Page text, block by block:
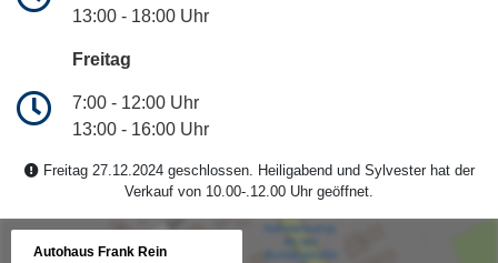
13:00 - 18:00 Uhr
Freitag
7:00 - 12:00 Uhr
13:00 - 16:00 Uhr
Freitag 27.12.2024 geschlossen. Heiligabend und Sylvester hat der
Verkauf von 10.00-.12.00 Uhr geöffnet.
Autohaus Frank Rein